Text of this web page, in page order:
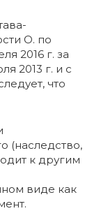
О. по
2016 г. за
2013 г. и с
что
(наследство,
к другим
виде как